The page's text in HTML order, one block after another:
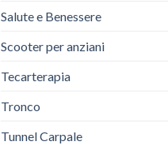
Salute e Benessere
Scooter per anziani
Tecarterapia
Tronco
Tunnel Carpale